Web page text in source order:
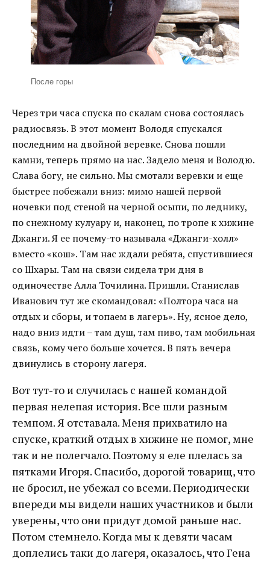
После горы
Через три часа спуска по скалам снова состоялась
радиосвязь. В этот момент Володя спускался
последним на двойной веревке. Снова пошли
камни, теперь прямо на нас. Задело меня и Володю.
Слава богу, не сильно. Мы смотали веревки и еще
быстрее побежали вниз: мимо нашей первой
ночевки под стеной на черной осыпи, по леднику,
по снежному кулуару и, наконец, по тропе к хижине
Джанги. Я ее почему-то называла «Джанги-холл»
вместо «кош». Там нас ждали ребята, спустившиеся
со Шхары. Там на связи сидела три дня в
одиночестве Алла Точилина. Пришли. Станислав
Иванович тут же скомандовал: «Полтора часа на
отдых и сборы, и топаем в лагерь». Ну, ясное дело,
надо вниз идти – там душ, там пиво, там мобильная
связь, кому чего больше хочется. В пять вечера
двинулись в сторону лагеря.
Вот тут-то и случилась с нашей командой
первая нелепая история. Все шли разным
темпом. Я отставала. Меня прихватило на
спуске, краткий отдых в хижине не помог, мне
так и не полегчало. Поэтому я еле плелась за
пятками Игоря. Спасибо, дорогой товарищ, что
не бросил, не убежал со всеми. Периодически
впереди мы видели наших участников и были
уверены, что они придут домой раньше нас.
Потом стемнело. Когда мы к девяти часам
доплелись таки до лагеря, оказалось, что Гена